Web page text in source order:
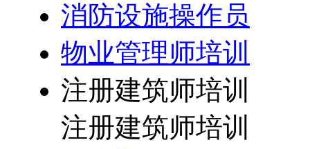
消防设施操作员
物业管理师培训
注册建筑师培训
注册建筑师培训